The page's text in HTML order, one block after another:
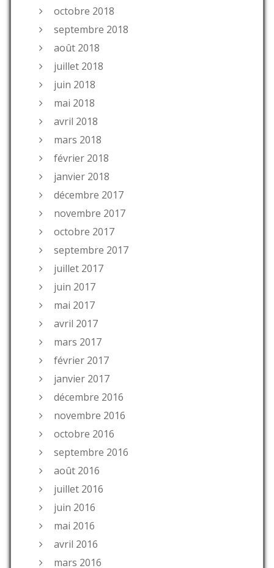
octobre 2018
septembre 2018
août 2018
juillet 2018
juin 2018
mai 2018
avril 2018
mars 2018
février 2018
janvier 2018
décembre 2017
novembre 2017
octobre 2017
septembre 2017
juillet 2017
juin 2017
mai 2017
avril 2017
mars 2017
février 2017
janvier 2017
décembre 2016
novembre 2016
octobre 2016
septembre 2016
août 2016
juillet 2016
juin 2016
mai 2016
avril 2016
mars 2016